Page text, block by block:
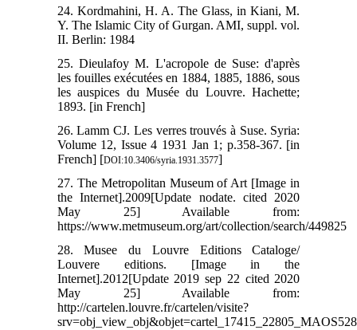
24. Kordmahini, H. A. The Glass, in Kiani, M.
Y. The Islamic City of Gurgan. AMI, suppl. vol.
II. Berlin: 1984
25. Dieulafoy M. L'acropole de Suse: d'après
les fouilles exécutées en 1884, 1885, 1886, sous
les auspices du Musée du Louvre. Hachette;
1893. [in French]
26. Lamm CJ. Les verres trouvés à Suse. Syria:
Volume 12, Issue 4 1931 Jan 1; p.358-367. [in
French] [DOI:10.3406/syria.1931.3577]
27. The Metropolitan Museum of Art [Image in
the Internet].2009[Update nodate. cited 2020
May 25] Available from:
https://www.metmuseum.org/art/collection/search/449825
28. Musee du Louvre Editions Cataloge/
Louvere editions. [Image in the
Internet].2012[Update 2019 sep 22 cited 2020
May 25] Available from:
http://cartelen.louvre.fr/cartelen/visite?